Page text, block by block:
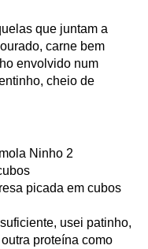
que juntam a
carne bem
envolvido num
cheio de
Ninho 2
picada em cubos
usei patinho,
proteína como